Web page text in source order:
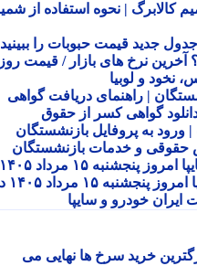
| نحوه استفاده از شمیم
قیمت حبوبات را ببینید /
نرخ های بازار / قیمت روز
و لوبیا
| راهنمای دریافت گواهی
گواهی کسر از حقوق
به پروفایل بازنشستگان
و خدمات بازنشستگان
قیمت خودروهای ایران خودرو سایپا امروز پنجشنبه ۱۵ مرداد ۱۴۰۵ |
قیمت خودروهای ایران خودرو سایپا امروز پنجشنبه ۱۵ مرداد ۱۴۰۵ در
خودرو و سایپا
خرید سرخ ها نهایی می